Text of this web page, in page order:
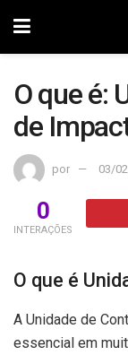
O que é:
de
por 03/
0
INTERAÇÕES
O que é
A Unidade de
essencial em